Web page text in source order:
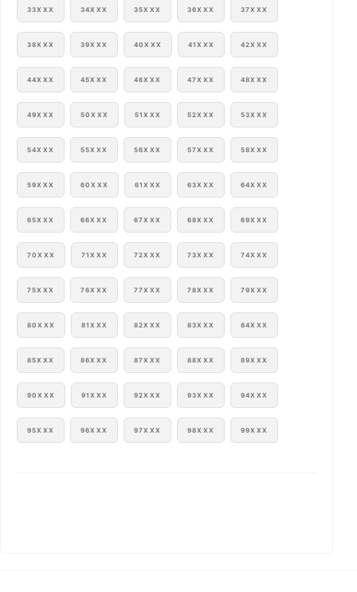
33XXX 34XXX 35XXX 36XXX 37XXX
38XXX 39XXX 40XXX 41XXX 42XXX
44XXX 45XXX 46XXX 47XXX 48XXX
49XXX 50XXX 51XXX 52XXX 53XXX
54XXX 55XXX 56XXX 57XXX 58XXX
59XXX 60XXX 61XXX 63XXX 64XXX
65XXX 66XXX 67XXX 68XXX 69XXX
70XXX 71XXX 72XXX 73XXX 74XXX
75XXX 76XXX 77XXX 78XXX 79XXX
80XXX 81XXX 82XXX 83XXX 84XXX
85XXX 86XXX 87XXX 88XXX 89XXX
90XXX 91XXX 92XXX 93XXX 94XXX
95XXX 96XXX 97XXX 98XXX 99XXX